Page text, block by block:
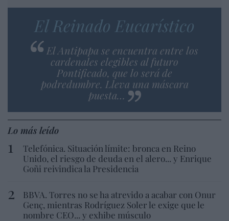
El Reinado Eucarístico
El Antipapa se encuentra entre los
cardenales elegibles al futuro
Pontificado, que lo será de
podredumbre. Lleva una máscara
puesta…
Lo más leído
Telefónica. Situación límite: bronca en Reino
Unido, el riesgo de deuda en el alero... y Enrique
Goñi reivindica la Presidencia
BBVA. Torres no se ha atrevido a acabar con Onur
Genç, mientras Rodríguez Soler le exige que le
nombre CEO... y exhibe músculo